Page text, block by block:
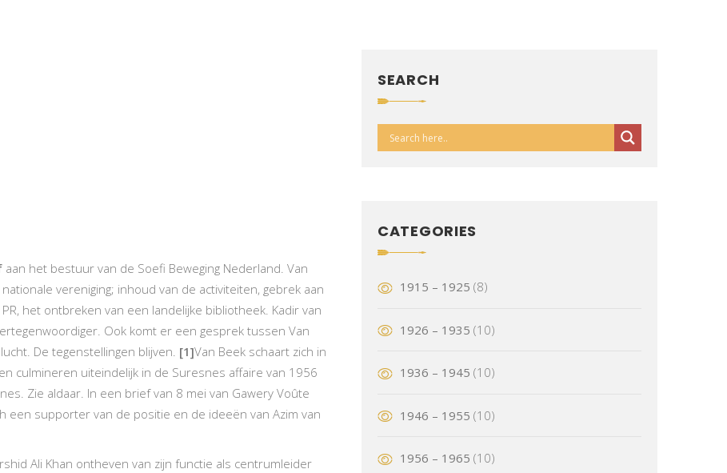
aan het bestuur van de Soefi Beweging Nederland. Van
vereniging; inhoud van de activiteiten, gebrek aan
het ontbreken van een landelijke bibliotheek. Kadir van
Ook komt er een gesprek tussen Van
De tegenstellingen blijven. [1]Van Beek schaart zich in
culmineren uiteindelijk in de Suresnes affaire van 1956
Zie aldaar. In een brief van 8 mei van Gawery Voûte
een supporter van de positie en de ideeën van Azim van
Ali Khan ontheven van zijn functie als centrumleider
SEARCH
CATEGORIES
1915 – 1925 (8)
1926 – 1935 (10)
1936 – 1945 (10)
1946 – 1955 (10)
1956 – 1965 (10)